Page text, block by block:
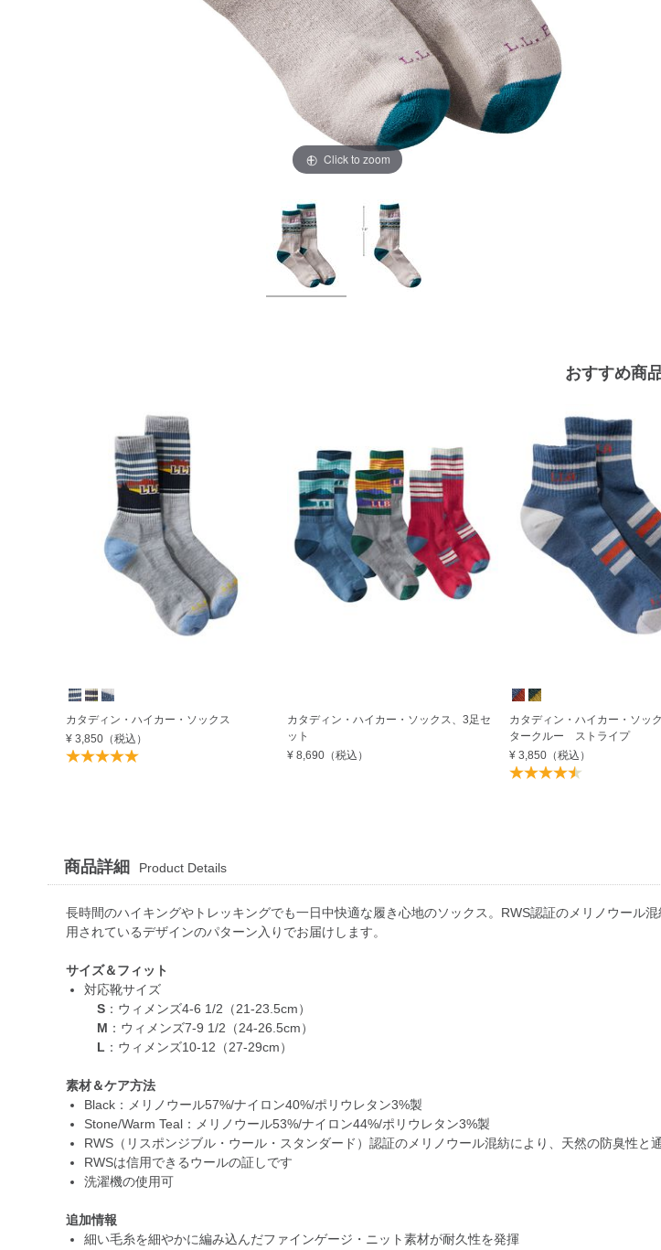
Click to zoom
おすすめ商
カタディン・ハイカー・ソックス
¥ 3,850 （税込）
カタディン・ハイカー・ソックス、3足セ
ット
¥ 8,690 （税込）
カタディン・ハイカー・ソッ
タークルー ストライプ
¥ 3,850（税込）
商品詳細 Product Details
長時間のハイキングやトレッキングでも一日中快適な履き心地のソックス。RWS認証のメリノウール
用されているデザインのパターン入りでお届けします。
サイズ＆フィット
対応靴サイズ
S ：ウィメンズ4-6 1/2（21-23.5cm）
M ：ウィメンズ7-9 1/2（24‐26.5cm）
L ：ウィメンズ10-12（27-29cm）
素材＆ケア方法
Black：メリノウール57%/ナイロン40%/ポリウレタン3%製
Stone/Warm Teal：メリノウール53%/ナイロン44%/ポリウレタン3%製
RWS（リスポンジブル・ウール・スタンダード）認証のメリノウール混紡により、天然の防臭性と
RWSは信用できるウールの証しです
洗濯機の使用可
追加情報
細い毛糸を細やかに編み込んだファインゲージ・ニット素材が耐久性を発揮